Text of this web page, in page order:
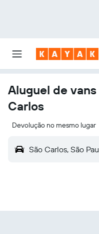
Aluguel de
Carlos
Devolução no mesmo lugar
São Carlos, São